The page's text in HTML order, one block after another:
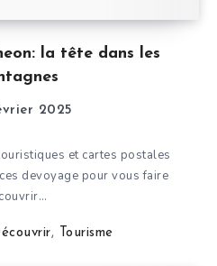
la tête dans les
2025
et cartes postales
devoyage pour vous faire
, Tourisme